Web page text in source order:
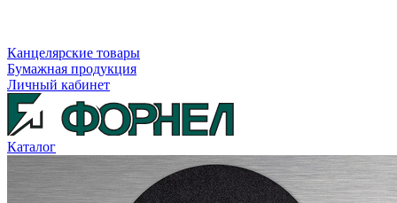
Канцелярские товары
Бумажная продукция
Личный кабинет
Каталог